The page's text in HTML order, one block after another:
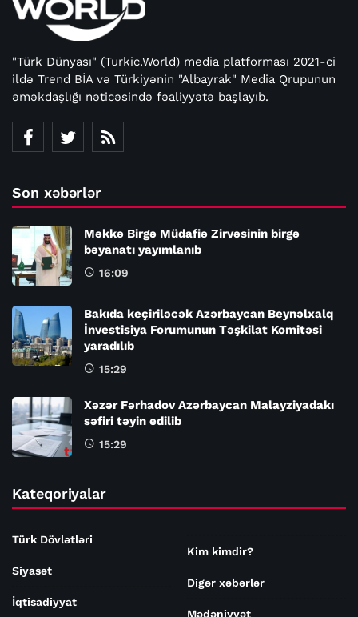
"Türk Dünyası" (Turkic.World) media platforması 2021-ci
ildə Trend BİA və Türkiyənin "Albayrak" Media Qrupunun
əməkdaşlığı nəticəsində fəaliyyətə başlayıb.
Son xəbərlər
Məkkə Birgə Müdafiə Zirvəsinin birgə
bəyanatı yayımlanıb
16:09
Bakıda keçiriləcək Azərbaycan Beynəlxalq
İnvestisiya Forumunun Təşkilat Komitəsi
yaradılıb
15:29
Xəzər Fərhadov Azərbaycan Malayziyadakı
səfiri təyin edilib
15:29
Kateqoriyalar
Türk Dövlətləri
Siyasət
İqtisadiyyat
Kim kimdir?
Digər xəbərlər
Mədəniyyət